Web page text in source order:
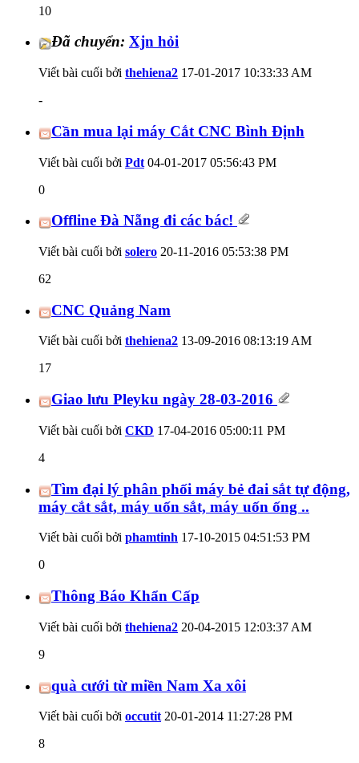
10
Đã chuyển: Xjn hỏi
Viết bài cuối bởi thehiena2 17-01-2017 10:33:33 AM
-
Cần mua lại máy Cắt CNC Bình Định
Viết bài cuối bởi Pdt 04-01-2017 05:56:43 PM
0
Offline Đà Nẵng đi các bác!
Viết bài cuối bởi solero 20-11-2016 05:53:38 PM
62
CNC Quảng Nam
Viết bài cuối bởi thehiena2 13-09-2016 08:13:19 AM
17
Giao lưu Pleyku ngày 28-03-2016
Viết bài cuối bởi CKD 17-04-2016 05:00:11 PM
4
Tìm đại lý phân phối máy bẻ đai sắt tự động,
máy cắt sắt, máy uốn sắt, máy uốn ống ..
Viết bài cuối bởi phamtinh 17-10-2015 04:51:53 PM
0
Thông Báo Khẩn Cấp
Viết bài cuối bởi thehiena2 20-04-2015 12:03:37 AM
9
quà cưới từ miền Nam Xa xôi
Viết bài cuối bởi occutit 20-01-2014 11:27:28 PM
8